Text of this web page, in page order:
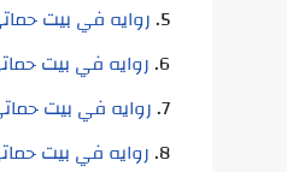
روايه في بيت
روايه في بيت
روايه في بيت
روايه في بيت